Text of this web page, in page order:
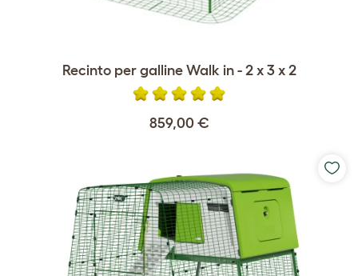
Recinto per galline Walk in - 2 x 3 x 2
859,00 €